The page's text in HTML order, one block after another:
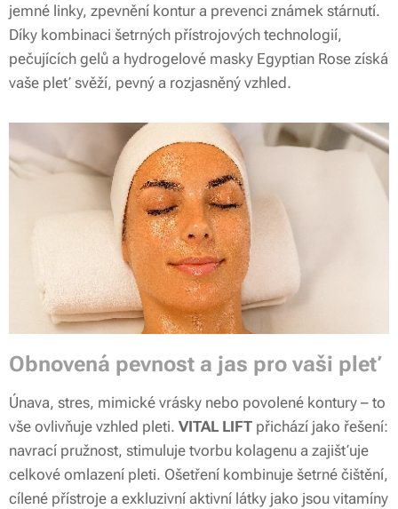
jemné linky, zpevnění kontur a prevenci známek stárnutí.
Díky kombinaci šetrných přístrojových technologií,
pečujících gelů a hydrogelové masky Egyptian Rose získá
vaše pleť svěží, pevný a rozjasněný vzhled.
Obnovená pevnost a jas pro vaši pleť
Únava, stres, mimické vrásky nebo povolené kontury – to
vše ovlivňuje vzhled pleti. VITAL LIFT přichází jako řešení:
navrací pružnost, stimuluje tvorbu kolagenu a zajišťuje
celkové omlazení pleti. Ošetření kombinuje šetrné čištění,
cílené přístroje a exkluzivní aktivní látky jako jsou vitamíny